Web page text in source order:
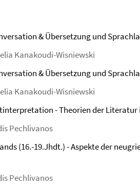
& Übersetzung und
Kanakoudi-Wisniewski
& Übersetzung und
Kanakoudi-Wisniewski
- Theorien der Literatur
Pechlivanos
(16.-19.Jhdt.) - Aspekte der
Pechlivanos